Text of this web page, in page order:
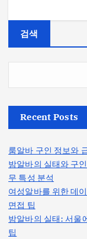
검색
Recent Posts
룸알바 구인 정보와
밤알바의 실태와 구
무 특성 분석
여성알바를 위한 데
면접 팁
밤알바의 실태: 서울
팁